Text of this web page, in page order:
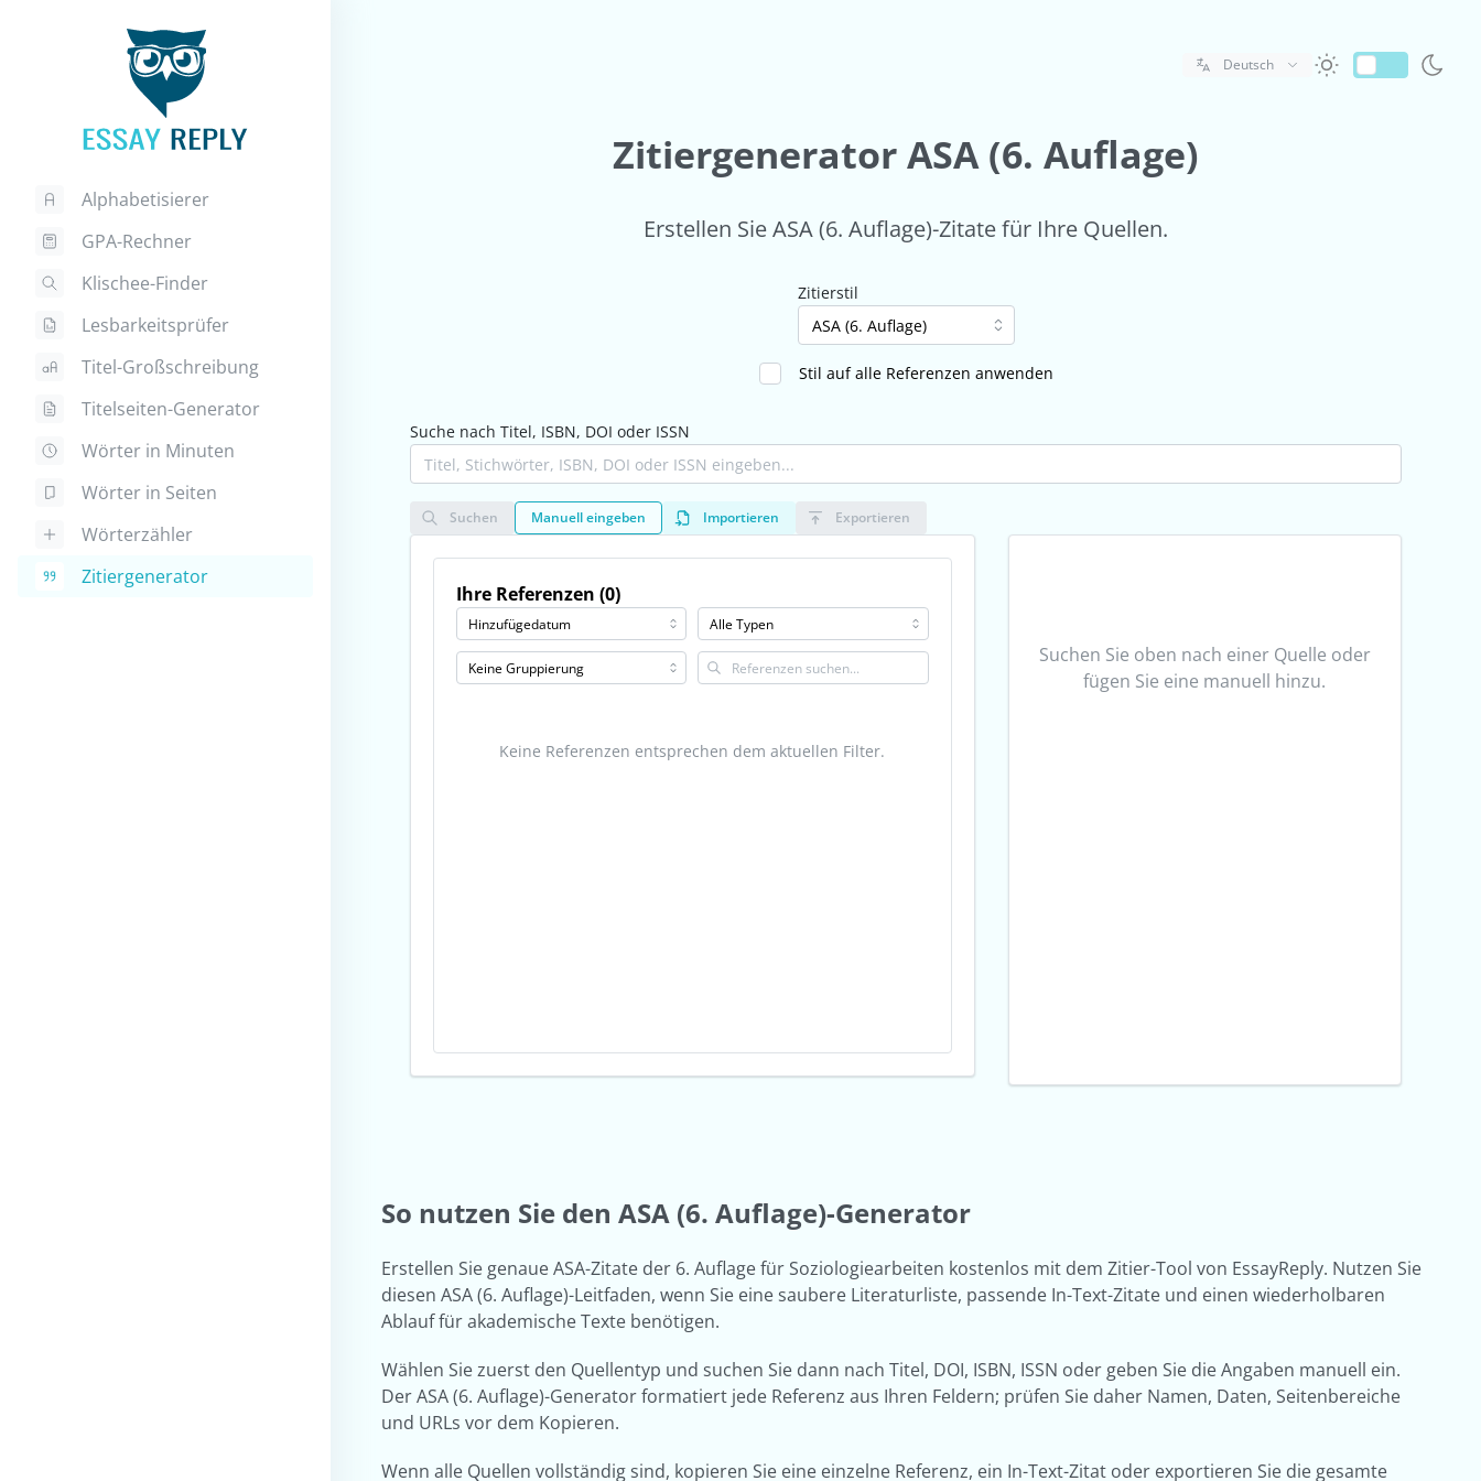
Alphabetisierer
GPA-Rechner
Klischee-Finder
Lesbarkeitsprüfer
Titel-Großschreibung
Titelseiten-Generator
Wörter in Minuten
Wörter in Seiten
Wörterzähler
Zitiergenerator
Deutsch
Zitiergenerator ASA (6. Auflage)
Erstellen Sie ASA (6. Auflage)-Zitate für Ihre Quellen.
Zitierstil
Stil auf alle Referenzen anwenden
Suche nach Titel, ISBN, DOI oder ISSN
Suchen Manuell eingeben Importieren Exportieren
Ihre Referenzen (0)
Keine Referenzen entsprechen dem aktuellen Filter.
Suchen Sie oben nach einer Quelle oder
fügen Sie eine manuell hinzu.
So nutzen Sie den ASA (6. Auflage)-Generator
Erstellen Sie genaue ASA-Zitate der 6. Auflage für Soziologiearbeiten kostenlos mit dem Zitier-Tool von EssayReply. Nutzen Sie
diesen ASA (6. Auflage)-Leitfaden, wenn Sie eine saubere Literaturliste, passende In-Text-Zitate und einen wiederholbaren
Ablauf für akademische Texte benötigen.
Wählen Sie zuerst den Quellentyp und suchen Sie dann nach Titel, DOI, ISBN, ISSN oder geben Sie die Angaben manuell ein.
Der ASA (6. Auflage)-Generator formatiert jede Referenz aus Ihren Feldern; prüfen Sie daher Namen, Daten, Seitenbereiche
und URLs vor dem Kopieren.
Wenn alle Quellen vollständig sind, kopieren Sie eine einzelne Referenz, ein In-Text-Zitat oder exportieren Sie die gesamte